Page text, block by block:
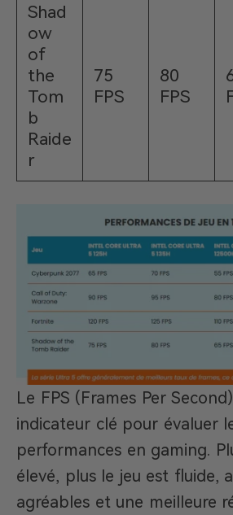
Shad
ow
of
the
Tom
b
Raide
r
75
FPS
80
FPS
Le FPS (Frames Per
indicateur clé pour évaluer
performances en gaming.
élevé, plus le jeu est fluide,
agréables et une meilleure